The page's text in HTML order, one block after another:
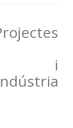
i